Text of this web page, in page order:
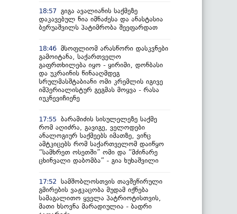
18:57 გიგა ავალიანის საქმეზე
დაკავებულ ნია იმნაძესა და ანასტასია
ბერუაშვილს პატიმრობა შეეფარდათ
18:46 მსოფლიომ არასწორი დასკვნები
გამოიტანა, საქართველო
გაფრთხილება იყო - ყირიმი, დონბასი
და უკრაინის წინააღმდეგ
სრულმასშტაბიანი ომი კრემლის იგივე
იმპერიალისტურ გეგმას მოყვა - რასა
იუკნევიჩიენე
17:55 ბარამიძის სისულელეზე საქმე
რომ აღიძრა, გავიგე, ველოდები
ანალოგიურ საქმეებს იმათზე, ვინც
ამტკიცებს რომ საქართველომ დაიწყო
“სამხრეთ ოსეთში” ომი და “მძინარე
ცხინვალი დაბომბა” - გია ხუხაშვილი
17:52
სამშობლოსთვის თავშეწირული
გმირების ვაჟკაცობა მუდამ იქნება
სამაგალითო ყველა პატრიოტისთვის,
მათი ხსოვნა მარადიულია - ბადრი